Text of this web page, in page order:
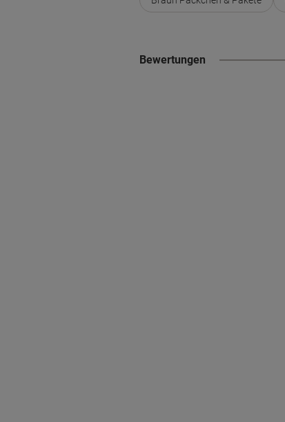
Bewertungen